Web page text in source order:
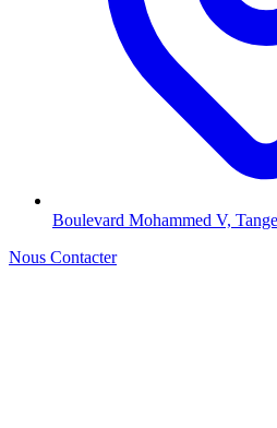
Boulevard Mohammed V,
Nous Contacter